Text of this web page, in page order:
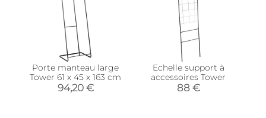
Porte manteau large
Tower 61 x 45 x 163 cm
94,20 €
Echelle support à
accessoires Tower
88 €